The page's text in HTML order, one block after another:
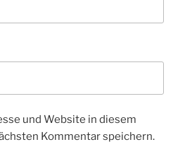
und Website in diesem
Kommentar speichern.